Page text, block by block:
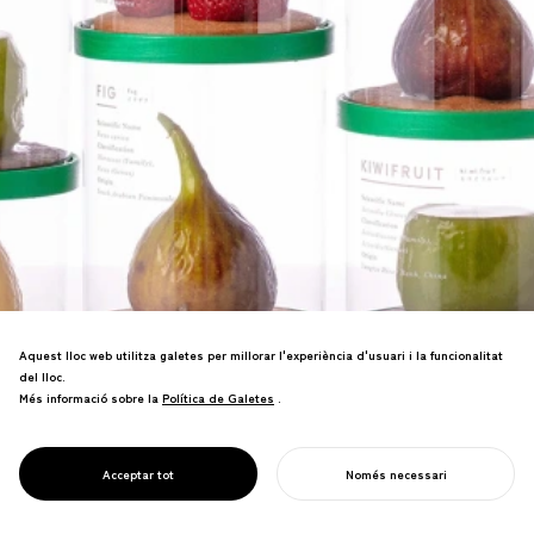
PROJECT
KININAL
del Bosc Enterrat d'Uozu, Toyama, va
triplicar el nombre de visitants.
COMENÇA EL TEU PROJECTE
Aquest lloc web utilitza galetes per millorar l'experiència d'usuari i la funcionalitat
del lloc.
Més informació sobre la Política de Galetes
Política de Galetes .
Acceptar tot Només necessari